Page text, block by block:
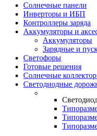
Солнечные панели
Инверторы и ИБП
Контроллеры заряда
Аккумуляторы и
Аккумуляторы
Зарядные и
Светофоры
Готовые решения
Солнечные
Светодиодные